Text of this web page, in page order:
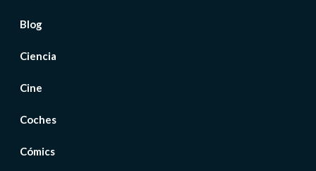
Blog
Ciencia
Cine
Coches
Cómics